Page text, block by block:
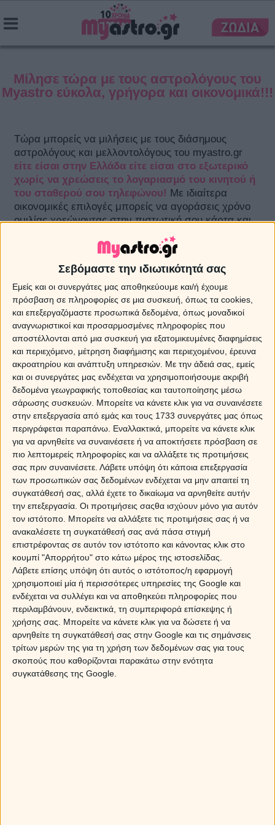
Σεβόμαστε την ιδιωτικότητά σας
Εμείς και οι συνεργάτες μας αποθηκεύουμε και/ή έχουμε
πρόσβαση σε πληροφορίες σε μια συσκευή, όπως τα cookies,
και επεξεργαζόμαστε προσωπικά δεδομένα, όπως μοναδικοί
αναγνωριστικοί και προσαρμοσμένες πληροφορίες που
αποστέλλονται από μια συσκευή για εξατομικευμένες διαφημίσεις
και περιεχόμενο, μέτρηση διαφήμισης και περιεχομένου, έρευνα
ακροατηρίου και ανάπτυξη υπηρεσιών. Με την άδειά σας, εμείς
και οι συνεργάτες μας ενδέχεται να χρησιμοποιήσουμε ακριβή
δεδομένα γεωγραφικής τοποθεσίας και ταυτοποίησης μέσω
σάρωσης συσκευών. Μπορείτε να κάνετε κλικ για να συναινέσετε
στην επεξεργασία από εμάς και τους 1733 συνεργάτες μας όπως
περιγράφεται παραπάνω. Εναλλακτικά, μπορείτε να κάνετε κλικ
για να αρνηθείτε να συναινέσετε ή να αποκτήσετε πρόσβαση σε
πιο λεπτομερείς πληροφορίες και να αλλάξετε τις προτιμήσεις
σας πριν συναινέσετε. Λάβετε υπόψη ότι κάποια επεξεργασία
των προσωπικών σας δεδομένων ενδέχεται να μην απαιτεί τη
συγκατάθεσή σας, αλλά έχετε το δικαίωμα να αρνηθείτε αυτήν
την επεξεργασία. Οι προτιμήσεις σαςθα ισχύουν μόνο για αυτόν
τον ιστότοπο. Μπορείτε να αλλάξετε τις προτιμήσεις σας ή να
ανακαλέσετε τη συγκατάθεσή σας ανά πάσα στιγμή
επιστρέφοντας σε αυτόν τον ιστότοπο και κάνοντας κλικ στο
κουμπί "Απορρήτου" στο κάτω μέρος της ιστοσελίδας.
Λάβετε επίσης υπόψη ότι αυτός ο ιστότοπος/η εφαρμογή
χρησιμοποιεί μία ή περισσότερες υπηρεσίες της Google και
ενδέχεται να συλλέγει και να αποθηκεύει πληροφορίες που
περιλαμβάνουν, ενδεικτικά, τη συμπεριφορά επίσκεψης ή
χρήσης σας. Μπορείτε να κάνετε κλικ για να δώσετε ή να
αρνηθείτε τη συγκατάθεσή σας στην Google και τις σημάνσεις
τρίτων μερών της για τη χρήση των δεδομένων σας για τους
σκοπούς που καθορίζονται παρακάτω στην ενότητα
συγκατάθεσης της Google.
Μίλησε τώρα με τους αστρολόγους του
Myastro εύκολα, γρήγορα και οικονομικά!!!
Τώρα μπορείς να μιλήσεις με τους διάσημους
αστρολόγους και μελλοντολόγους του myastro.gr
είτε είσαι στην Ελλάδα είτε είσαι στο εξωτερικό
χωρίς να χρεώσεις το λογαριασμό του κινητού ή
του σταθερού σου τηλεφώνου! Με ιδιαίτερα
οικονομικές επιλογές μπορείς να αγοράσεις χρόνο
ομιλίας χρεώνοντας στην πιστωτική σου κάρτα και
Η διαδικασία είναι πάρα πολύ απλή
Επιλέγεις το πακέτο που θες να αγοράσεις
Συμπληρώνεις τα στοιχεία σου
Καλείς στο σταθερό τηλέφωνο που θα λάβεις στο
email σου
Εισάγεις τον κωδικό που θα λάβεις στο e-mail σου
Συνδέεσαι να μιλήσεις με το αστρολογικό μας
κέντρο!
Βήμα 1: Συνδεθείτε με τα στοιχεία σας
Email: *
Επιβεβαίωση
Email:
Ζώδιο: Ζώδιo *
Βήμα 2: Τώρα διάλεξε το πακέτο χρόνου ομιλίας
10 λεπτά ομιλίας μόνο με 1€
10 λεπτά ομιλίας αξίας 14€
20 λεπτά ομιλίας αξίας 26€